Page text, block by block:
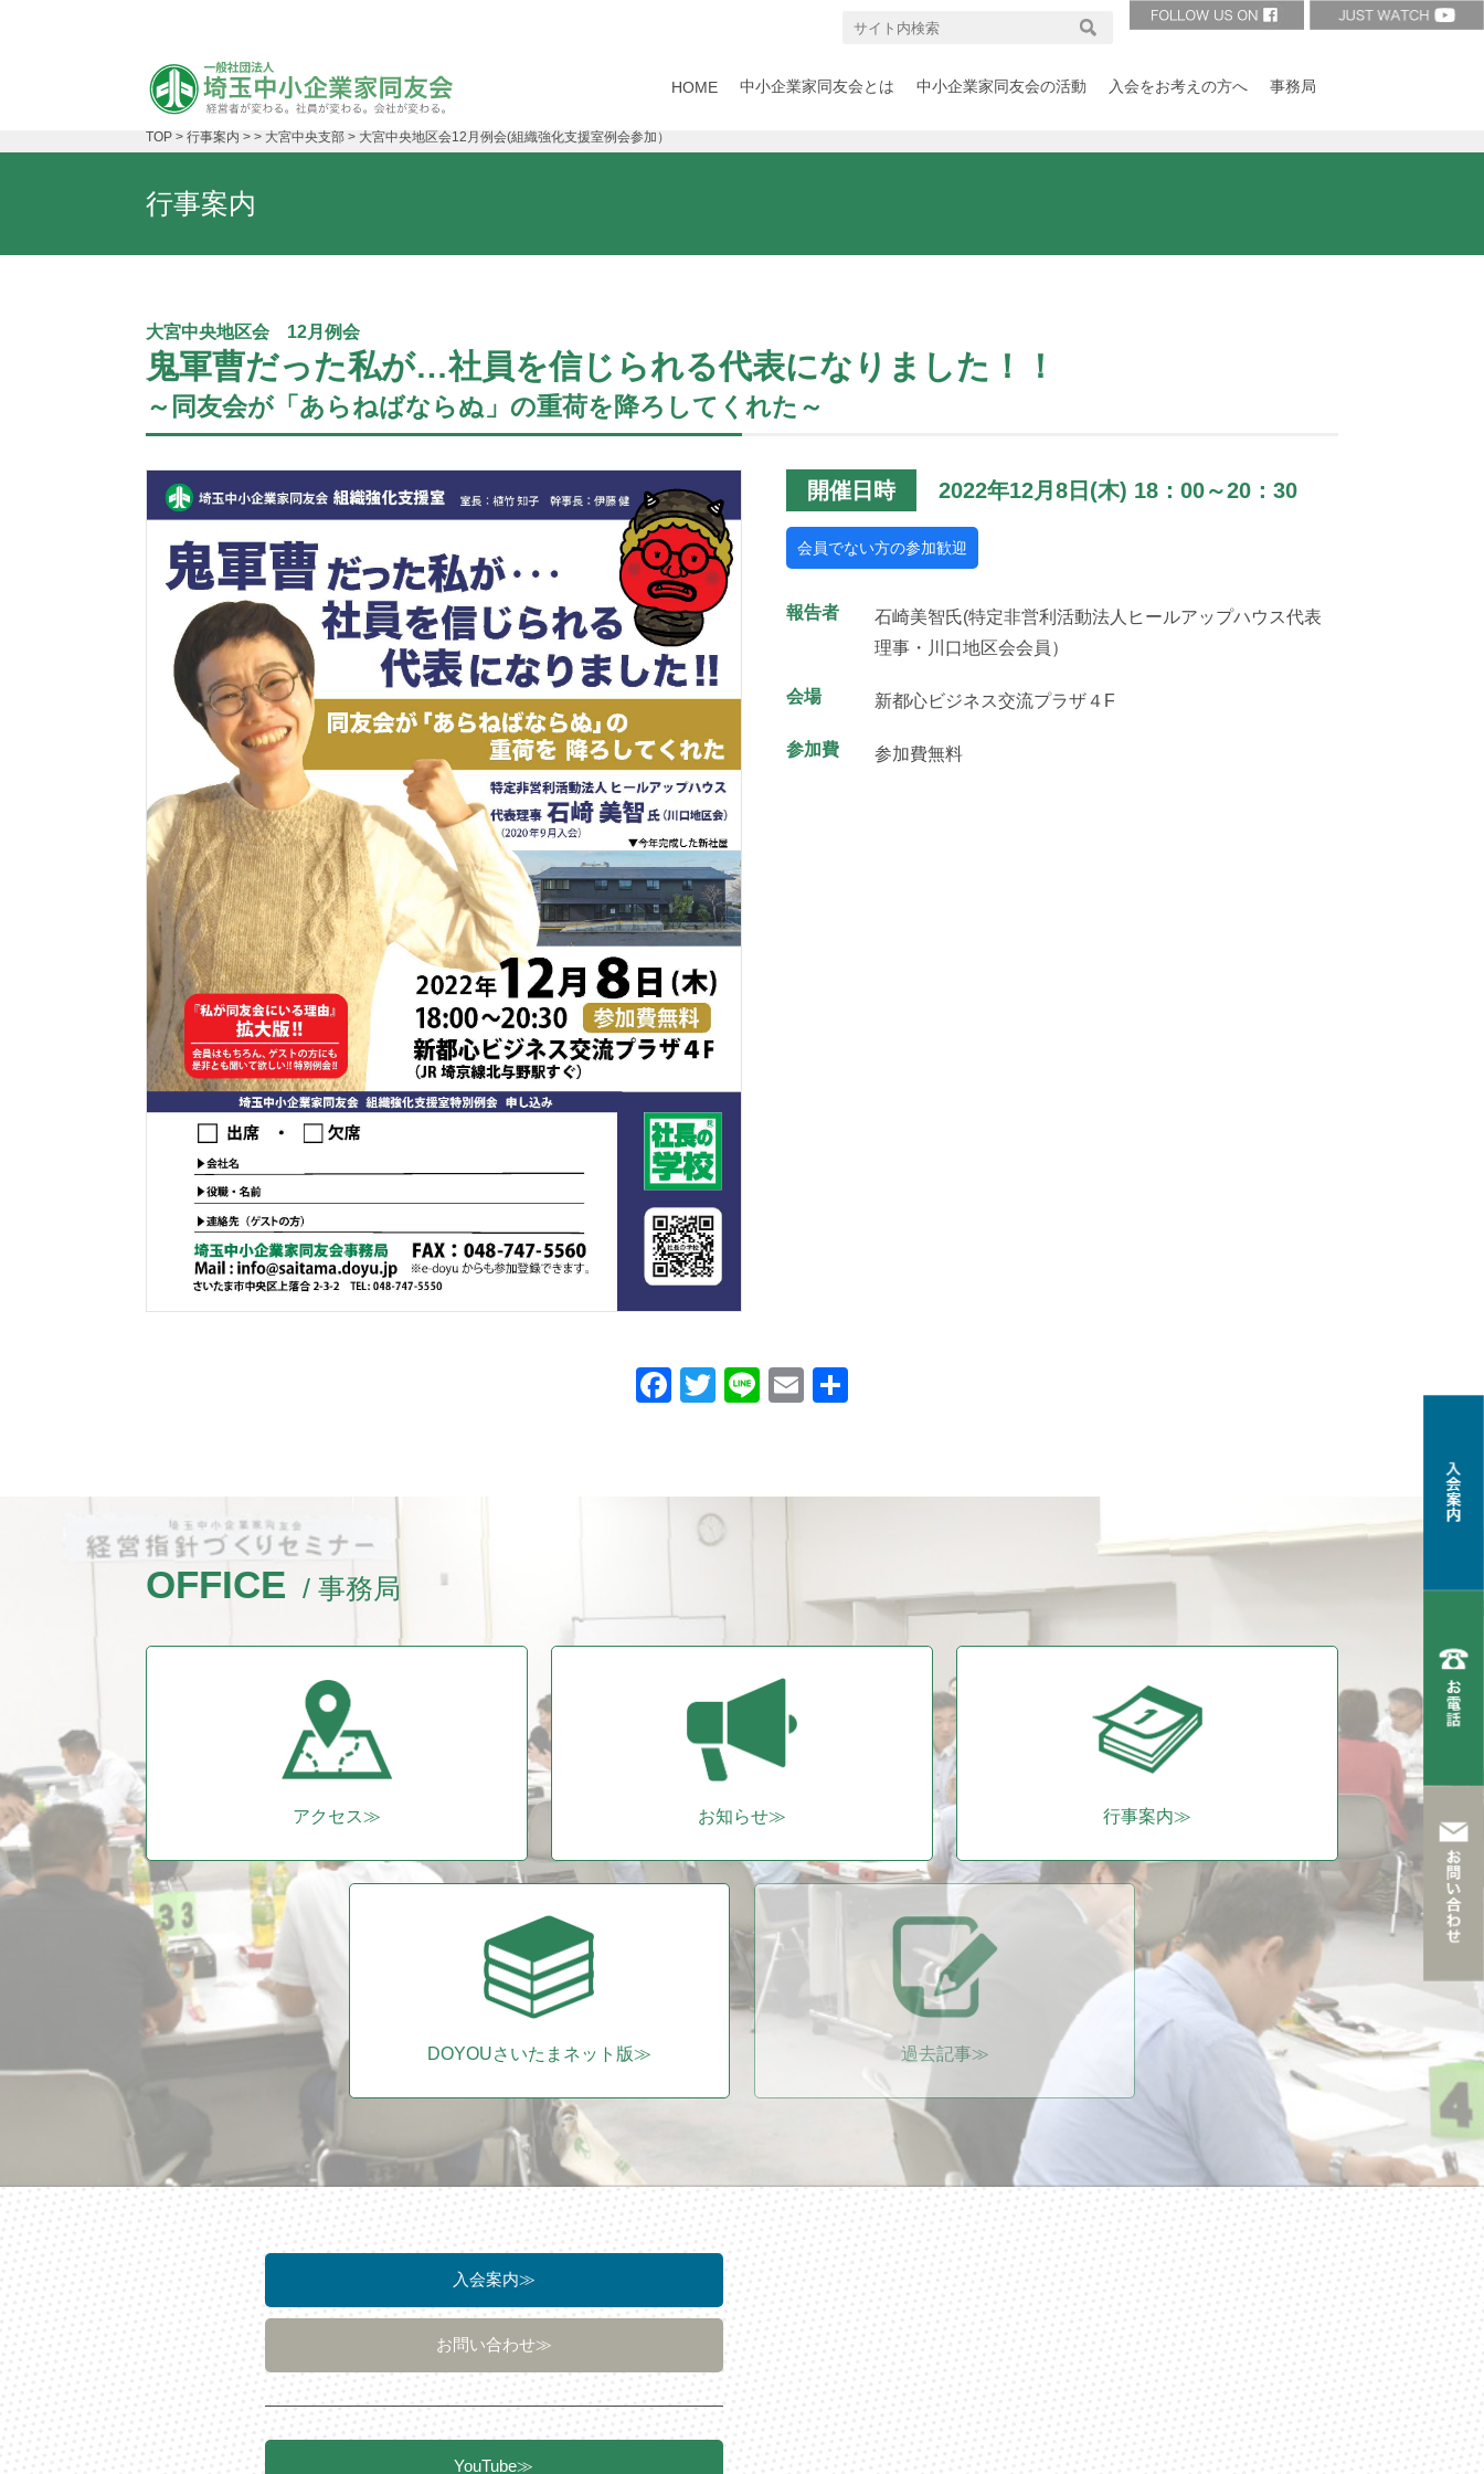
HOME 中小企業家同友会とは 中小企業家同友会の活動 入会をお考えの方へ 事務局
TOP > 行事案内 > > 大宮中央支部 > 大宮中央地区会12月例会(組織強化支援室例会参加）
行事案内
大宮中央地区会 12月例会
鬼軍曹だった私が…社員を信じられる代表になりました！！
～同友会が「あらねばならぬ」の重荷を降ろしてくれた～
開催日時 2022年12月8日(木) 18：00～20：30
会員でない方の参加歓迎
報告者
石崎美智氏(特定非営利活動法人ヒールアップハウス代表
理事・川口地区会会員）
会場 新都心ビジネス交流プラザ４F
参加費 参加費無料
F
e
k
T
er
Li
E
OFFICE / 事務局
アクセス≫ お知らせ≫ 行事案内≫
DOYOUさいたまネット版≫ 過去記事≫
入会案内≫
お問い合わせ≫
YouTube≫